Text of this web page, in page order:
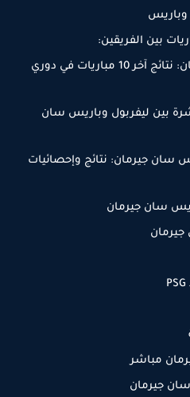
ليفربول وباريس سان جيرمان: نتائج آخر 10 مباريات في دوري
بين ليفربول وباريس سان
جيرمان: نتائج وإحصائيات
مباشر
جيرمان